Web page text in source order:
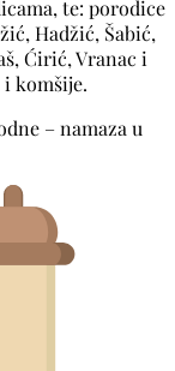
te: porodice
Hadžić, Šabić,
Ćirić, Vranac i
komšije.
– namaza u